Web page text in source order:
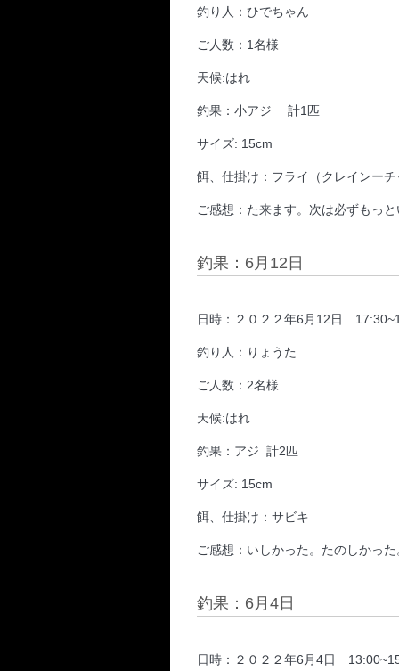
釣り人：ひでちゃん
ご人数：1名様
天候:はれ
釣果：小アジ 計1匹
サイズ: 15cm
餌、仕掛け：フライ（クレインー
ご感想：た来ます。 次は必ずもっ
釣果：6月12日
日時：２０２２年6月12日
釣り人：りょうた
ご人数：2名様
天候:はれ
釣果：アジ 計2匹
サイズ: 15cm
餌、仕掛け：サビキ
ご感想：いしかった。たのしかった
釣果：6月4日
日時：２０２２年6月4日